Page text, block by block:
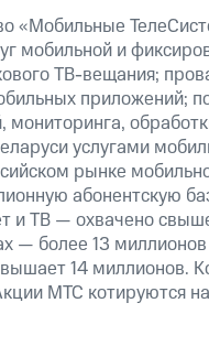
«Мобильные
мобильной и
ТВ-вещания;
приложений;
услугами
рынке
абонентскую
и ТВ — охвачено
— более 13
14 миллионов.
МТС котируются